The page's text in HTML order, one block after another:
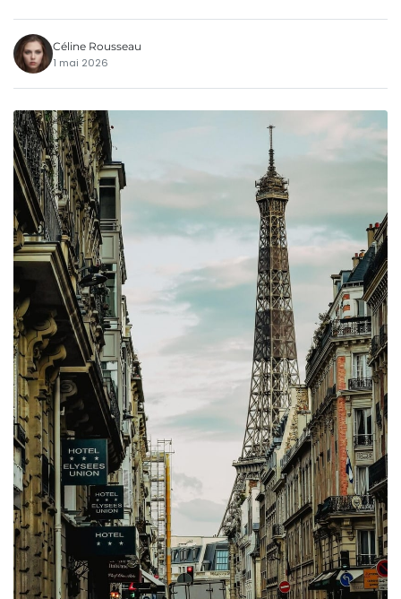
Céline Rousseau
1 mai 2026